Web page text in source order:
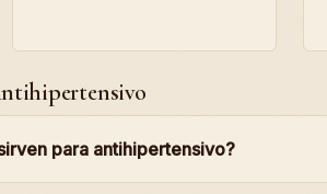
para antihipertensivo?